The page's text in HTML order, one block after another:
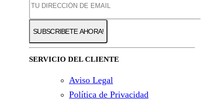
SERVICIO DEL CLIENTE
Aviso Legal
Política de Privacidad